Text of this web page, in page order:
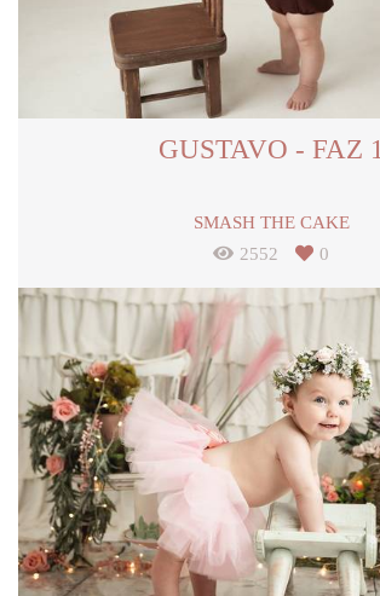
GUSTAVO - FAZ 1
SMASH THE CAKE
2552
0